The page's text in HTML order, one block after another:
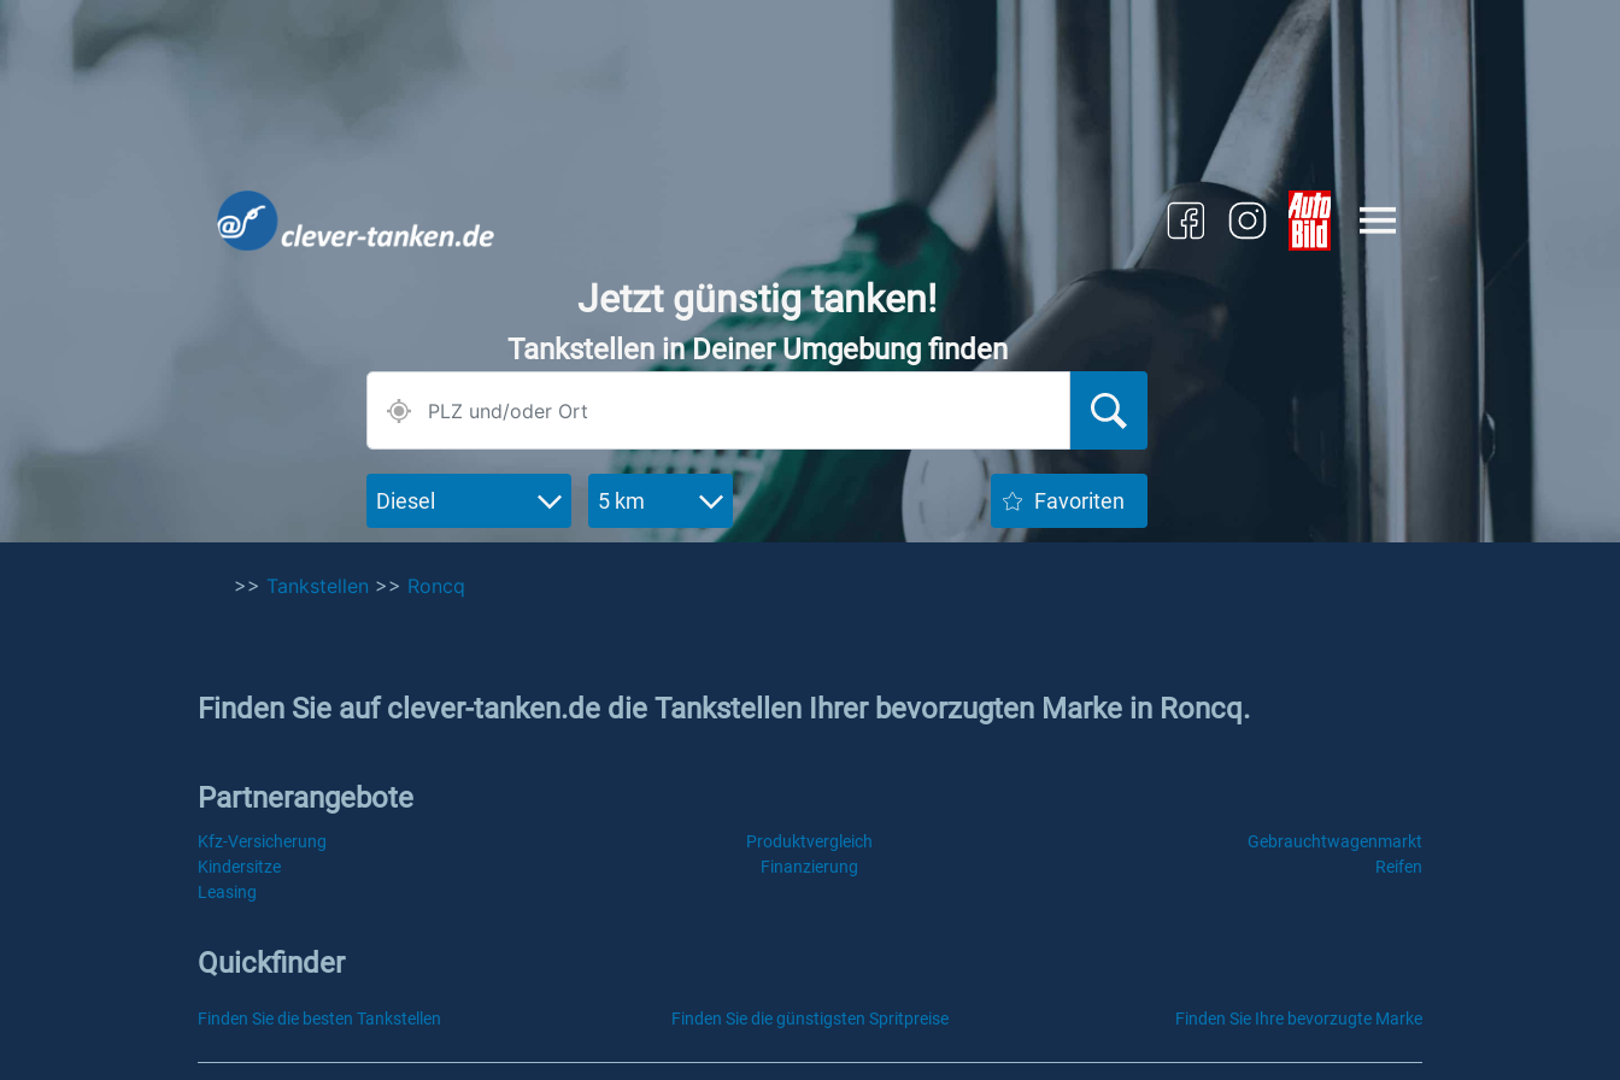
Jetzt günstig tanken!
Tankstellen in Deiner Umgebung finden
Diesel 5 km Favoriten
>> Tankstellen >> Roncq
Finden Sie auf clever-tanken.de die Tankstellen Ihrer bevorzugten Marke in Roncq.
Partnerangebote
Kfz-Versicherung Produktvergleich
Gebrauchtwagenmarkt
Kindersitze
Finanzierung
Reifen
Leasing
Quickfinder
Finden Sie die besten Tankstellen Finden Sie die günstigsten Spritpreise Finden Sie Ihre bevorzugte Marke